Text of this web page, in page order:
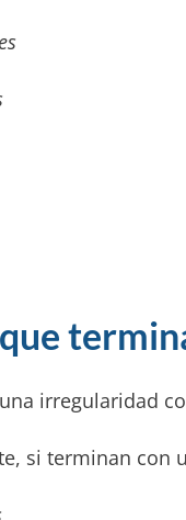
irregularidad
si terminan con